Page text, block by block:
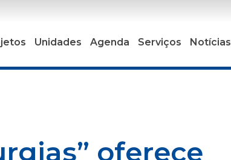
Unidades Agenda Serviços Notícias
oferece